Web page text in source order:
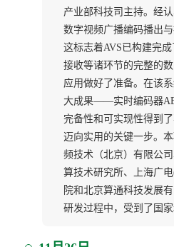
产业部科技司主持。经
数字视频广播编码播出
这标志着AVS已构建完
接收等诸环节的完整的
应用做好了准备。在该
大成果——实时编码器
完备性和可实现性得到
迈向实用的关键一步。
频技术（北京）有限公
算技术研究所、上海广
院和北京算通科技发展
研发过程中，受到了国